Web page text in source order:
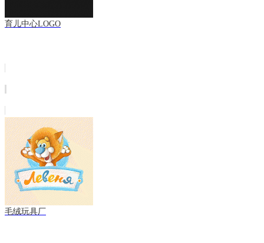
育儿中心LOGO
毛绒玩具厂